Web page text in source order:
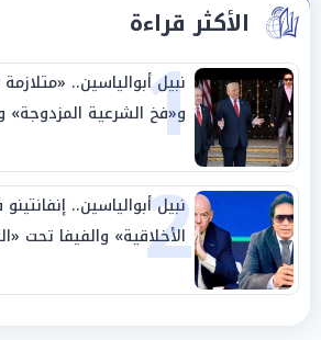
الأكثر قراءة
1
نبيل أبوالياسين..
و«فخ الشرعية المزدوجة»
وحليفه في «ميتم
2
نبيل أبوالياسين..
الأخلاقية» والفيفا تحت
«عبادة العرش وجنازة